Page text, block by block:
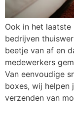
Ook in het
bedrijven
beetje van af en
medewerkers
Van eenvoudige
boxes, wij helpen
verzenden van